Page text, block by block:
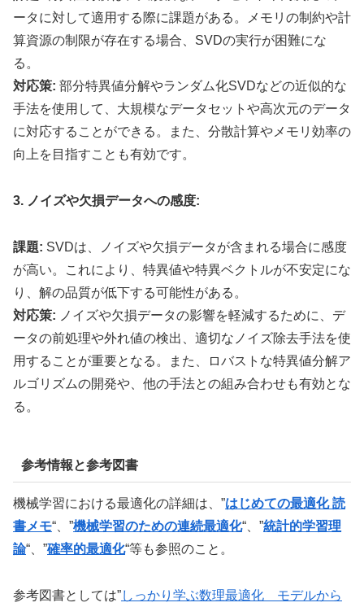
ータに対して適用する際に課題がある。メモリの制約や計
算資源の制限が存在する場合、SVDの実行が困難にな
る。
対応策: 部分特異値分解やランダム化SVDなどの近似的な
手法を使用して、大規模なデータセットや高次元のデータ
に対応することができる。また、分散計算やメモリ効率の
向上を目指すことも有効です。
3. ノイズや欠損データへの感度:
課題: SVDは、ノイズや欠損データが含まれる場合に感度
が高い。これにより、特異値や特異ベクトルが不安定にな
り、解の品質が低下する可能性がある。
対応策: ノイズや欠損データの影響を軽減するために、デ
ータの前処理や外れ値の検出、適切なノイズ除去手法を使
用することが重要となる。また、ロバストな特異値分解ア
ルゴリズムの開発や、他の手法との組み合わせも有効とな
る。
参考情報と参考図書
機械学習における最適化の詳細は、”はじめての最適化 読
書メモ“、”機械学習のための連続最適化“、”統計的学習理
論“、”確率的最適化“等も参照のこと。
参考図書としては”しっかり学ぶ数理最適化 モデルから